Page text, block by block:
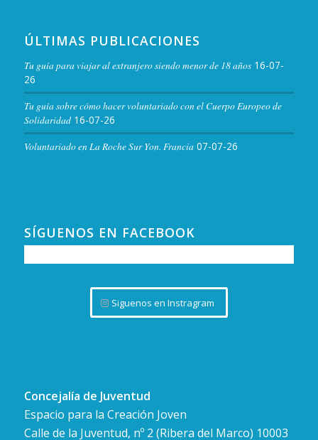
ÚLTIMAS PUBLICACIONES
Tu guía para viajar al extranjero siendo menor de 18 años 16-07-
26
Tu guía sobre cómo hacer voluntariado con el Cuerpo Europeo de
Solidaridad 16-07-26
Voluntariado en La Roche Sur Yon. Francia 07-07-26
SÍGUENOS EN FACEBOOK
Siguenos en Instragram
Concejalía de Juventud
Espacio para la Creación Joven
Calle de la Juventud, nº 2 (Ribera del Marco) 10003